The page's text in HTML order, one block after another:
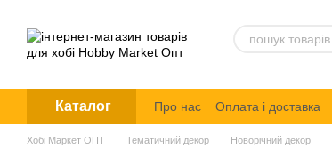
Каталог Про нас Оплата і доставка
Політика конфіденційності
Хобі Маркет ОПТ Тематичний декор Новорічний декор